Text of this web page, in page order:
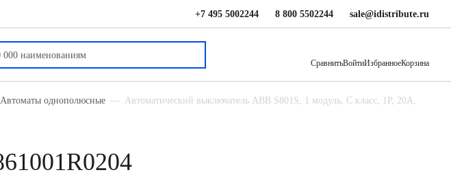
+7 495 5002244 8 800 5502244 sale@idistribute.ru
СравнитьВойтиИзбранноеКорзина
Автоматы однополюсные
Автоматический выключатель ABB S801S, 1 модуль, C класс, 1P, 20А,